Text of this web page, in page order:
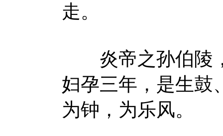
走。
炎帝之孙伯陵，
妇孕三年，是生鼓
为钟，为乐风。